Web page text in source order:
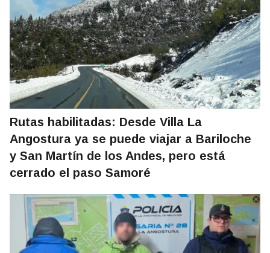
Rutas habilitadas: Desde Villa La
Angostura ya se puede viajar a Bariloche
y San Martín de los Andes, pero está
cerrado el paso Samoré